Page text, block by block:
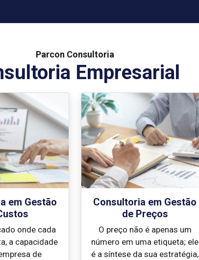
Parcon Consultoria
Empresarial
em Gestão
onde cada
a capacidade
de
Consultoria em Gestão
de Preços
O preço não é apenas um
número em uma etiqueta; ele
é a síntese da sua estratégia,